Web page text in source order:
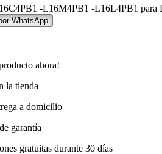
-L16M4PB1 -L16L4PB1 para
WhatsApp
ahora!
la tienda
a domicilio
garantía
gratuitas durante 30 días